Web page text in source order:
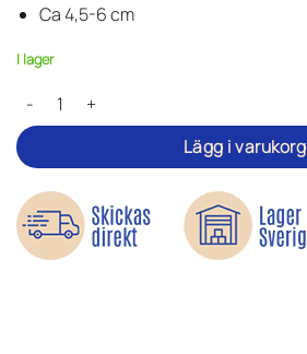
Ca 4,5-6 cm
I lager
Monster & mys - Tygmärken mängd
Lägg i varukorg